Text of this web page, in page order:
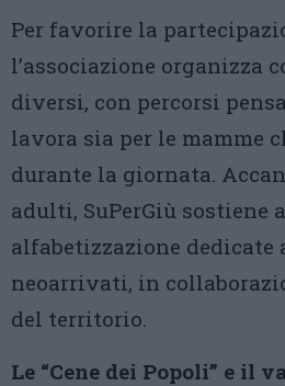
Per favorire la
l’associazione organizza
diversi, con percorsi
lavora sia per le mamme
durante la giornata.
adulti, SuPerGiù
alfabetizzazione dedicate
neoarrivati, in
del territorio.
Le “Cene dei Popoli” e il